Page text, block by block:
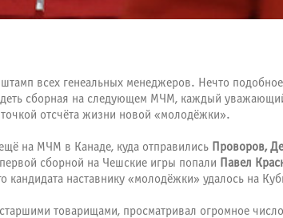
всех генеальных менеджеров. Нечто
сборная на следующем МЧМ, каждый
отсчёта жизни новой «молодёжки».
на МЧМ в Канаде, куда отправились Проворов,
сборной на Чешские игры попали
Павел
кандидата наставнику «молодёжки» удалось на
товарищами, просматривал огромное